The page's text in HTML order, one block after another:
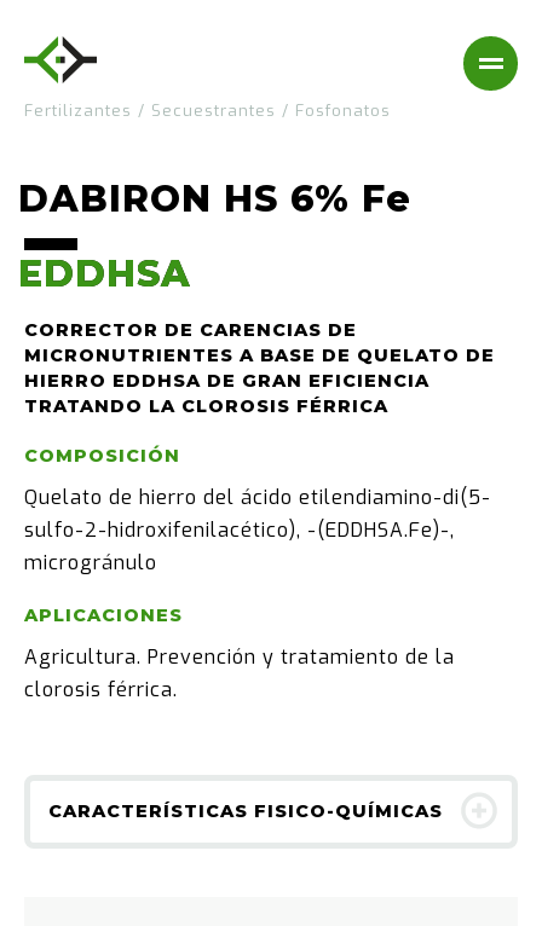
Fertilizantes / Secuestrantes / Fosfonatos
DABIRON HS 6% Fe
EDDHSA
EDDHSA
CORRECTOR DE CARENCIAS DE
MICRONUTRIENTES A BASE DE QUELATO DE
HIERRO EDDHSA DE GRAN EFICIENCIA
TRATANDO LA CLOROSIS FÉRRICA
COMPOSICIÓN
Quelato de hierro del ácido etilendiamino-di(5-
sulfo-2-hidroxifenilacético), -(EDDHSA.Fe)-,
microgránulo
APLICACIONES
Agricultura. Prevención y tratamiento de la
clorosis férrica.
CARACTERÍSTICAS FISICO-QUÍMICAS